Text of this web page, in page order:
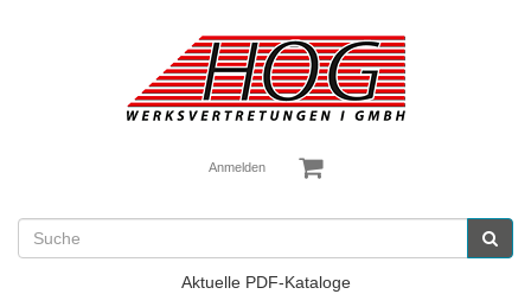
Anmelden
Aktuelle PDF-Kataloge